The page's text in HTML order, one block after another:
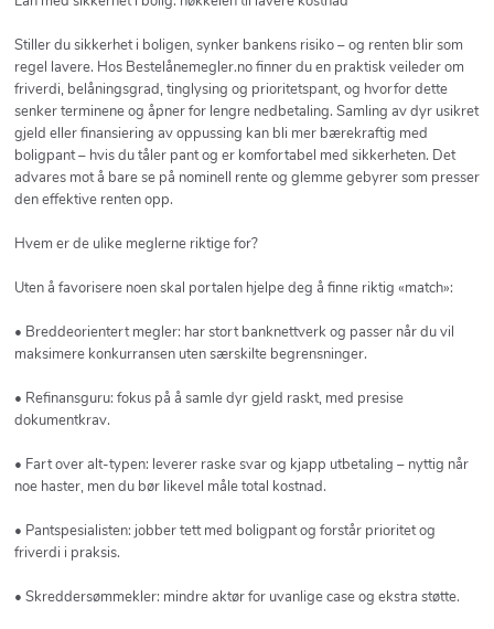
Stiller du sikkerhet i boligen, synker bankens risiko – og renten blir som
regel lavere. Hos Bestelånemegler.no finner du en praktisk veileder om
friverdi, belåningsgrad, tinglysing og prioritetspant, og hvorfor dette
senker terminene og åpner for lengre nedbetaling. Samling av dyr usikret
gjeld eller finansiering av oppussing kan bli mer bærekraftig med
boligpant – hvis du tåler pant og er komfortabel med sikkerheten. Det
advares mot å bare se på nominell rente og glemme gebyrer som presser
den effektive renten opp.
Hvem er de ulike meglerne riktige for?
Uten å favorisere noen skal portalen hjelpe deg å finne riktig «match»:
• Breddeorientert megler: har stort banknettverk og passer når du vil
maksimere konkurransen uten særskilte begrensninger.
• Refinansguru: fokus på å samle dyr gjeld raskt, med presise
dokumentkrav.
• Fart over alt-typen: leverer raske svar og kjapp utbetaling – nyttig når
noe haster, men du bør likevel måle total kostnad.
• Pantspesialisten: jobber tett med boligpant og forstår prioritet og
friverdi i praksis.
• Skreddersømmekler: mindre aktør for uvanlige case og ekstra støtte.